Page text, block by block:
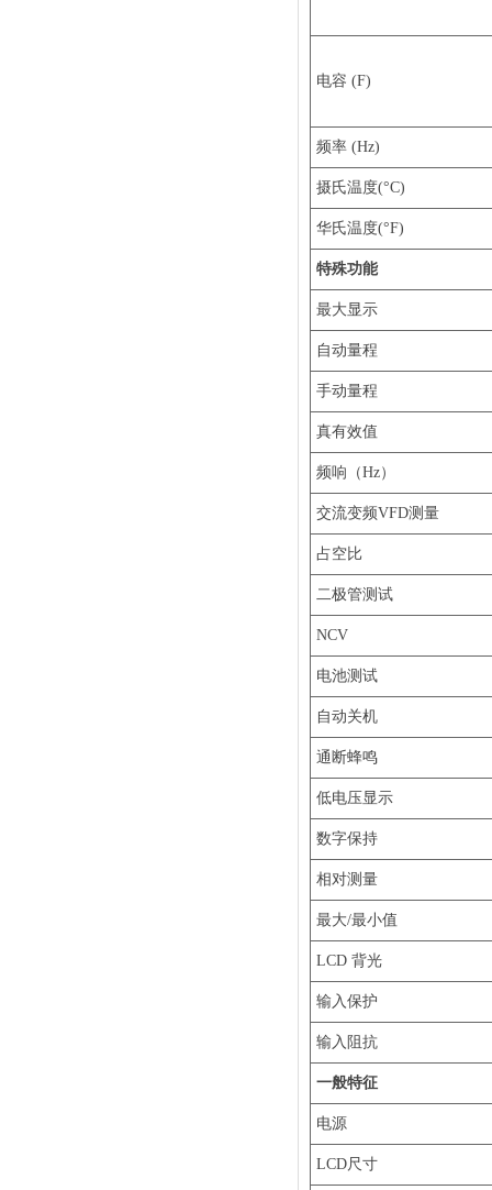
电容 (F)
频率 (Hz)
摄氏温度(°C)
华氏温度(°F)
特殊功能
最大显示
自动量程
手动量程
真有效值
频响（Hz）
交流变频VFD测量
占空比
二极管测试
NCV
电池测试
自动关机
通断蜂鸣
低电压显示
数字保持
相对测量
最大/最小值
LCD 背光
输入保护
输入阻抗
一般特征
电源
LCD尺寸